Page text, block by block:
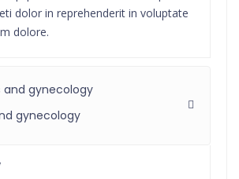
dolor in reprehenderit in voluptate
dolore.
gynecology